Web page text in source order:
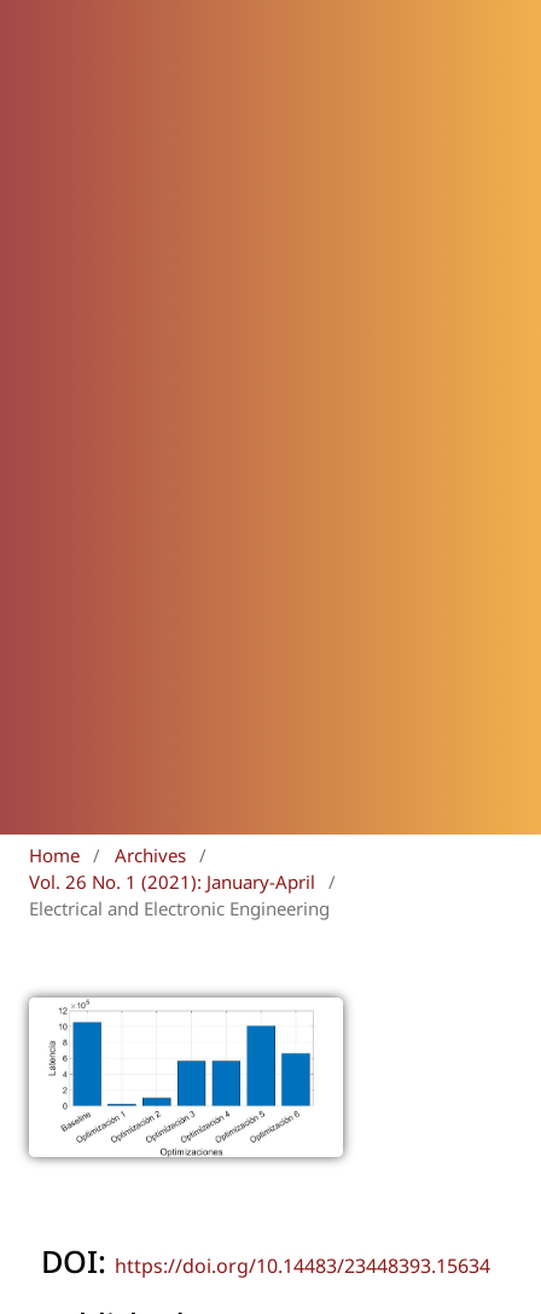
Home / Archives /
Vol. 26 No. 1 (2021): January-April
/
Electrical and Electronic Engineering
DOI: https://doi.org/10.14483/23448393.15634